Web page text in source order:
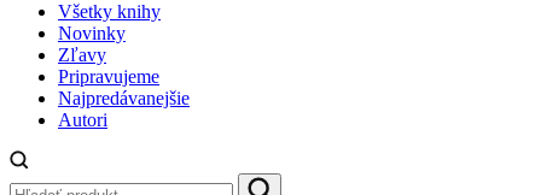
Všetky knihy
Novinky
Zľavy
Pripravujeme
Najpredávanejšie
Autori